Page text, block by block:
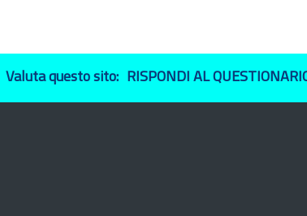
Valuta questo sito: RISPONDI AL